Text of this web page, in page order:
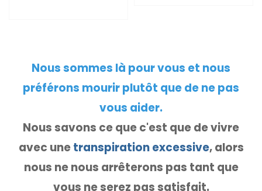
Nous sommes là pour vous et nous
préférons mourir plutôt que de ne pas
vous aider.
Nous savons ce que c'est que de vivre
avec unetranspiration excessive, alors
nous ne nous arrêterons pas tant que
vous ne serez pas satisfait.